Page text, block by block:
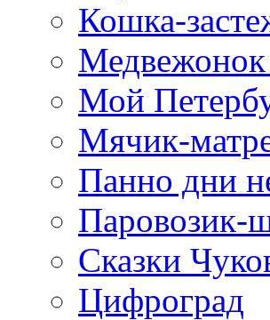
Кошка-
Мой
Мячик-
Панно дни
Паровозик-
Сказки
Цифроград